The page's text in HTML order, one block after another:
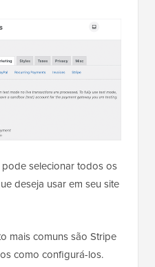
pode selecionar todos os
deseja usar em seu site
mais comuns são Stripe
como configurá-los.